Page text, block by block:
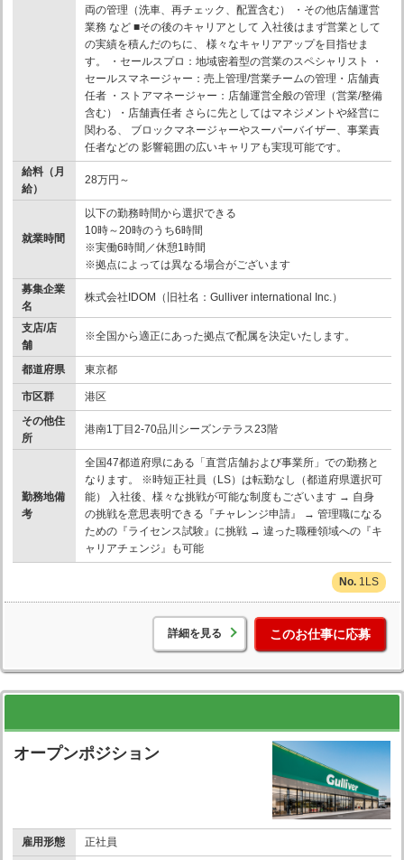
両の管理（洗車、再チェック、配置含む） ・その他店舗運営
業務 など ■その後のキャリアとして 入社後はまず営業として
の実績を積んだのちに、 様々なキャリアアップを目指せま
す。 ・セールスプロ：地域密着型の営業のスペシャリスト ・
セールスマネージャー：売上管理/営業チームの管理・店舗責
任者 ・ストアマネージャー：店舗運営全般の管理（営業/整備
含む）・店舗責任者 さらに先としてはマネジメントや経営に
関わる、 ブロックマネージャーやスーパーバイザー、事業責
任者などの 影響範囲の広いキャリアも実現可能です。
給料（月
給）
28万円～
就業時間
以下の勤務時間から選択できる
10時～20時のうち6時間
※実働6時間／休憩1時間
※拠点によっては異なる場合がございます
募集企業
名
株式会社IDOM（旧社名：Gulliver international Inc.）
支店/店
舗
※全国から適正にあった拠点で配属を決定いたします。
都道府県 東京都
市区群
港区
その他住
所
港南1丁目2-70品川シーズンテラス23階
勤務地備
考
全国47都道府県にある「直営店舗および事業所」での勤務と
なります。 ※時短正社員（LS）は転勤なし（都道府県選択可
能） 入社後、様々な挑戦が可能な制度もございます → 自身
の挑戦を意思表明できる『チャレンジ申請』 → 管理職になる
ための『ライセンス試験』に挑戦 → 違った職種領域への『キ
ャリアチェンジ』も可能
1LS
詳細を見る このお仕事に応募
オープンポジション
雇用形態 正社員